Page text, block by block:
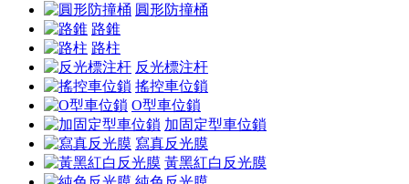
圓形防撞桶
路錐
路柱
反光標注杆
搖控車位鎖
O型車位鎖
加固定型車位鎖
寫真反光膜
黃黑紅白反光膜